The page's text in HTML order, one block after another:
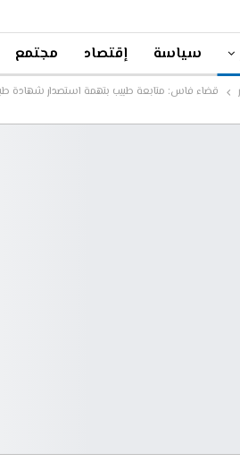
سياسة إقتصاد مجتمع
قضاء فاس: متابعة طبيب بتهمة استصدار شهادة